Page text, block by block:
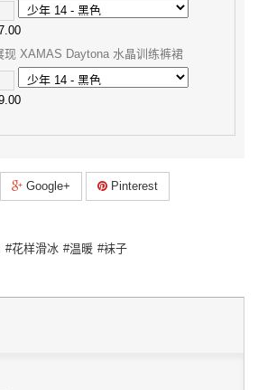
现 XAMAS Daytona 水晶训练裤裙
Google+ Pinterest
花样滑冰 温暖 袜子